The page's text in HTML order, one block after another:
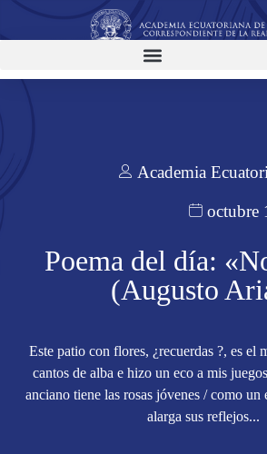
Academia
octubre
Poema del día:
(Augusto
Este patio con flores, ¿recuerdas ?, es el
cantos de alba e hizo un eco a mis
anciano tiene las rosas jóvenes / como un
alarga sus reflejos...